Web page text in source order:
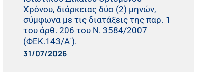
Χρόνου, διάρκειας δύο (2) μηνών,
σύμφωνα με τις διατάξεις της παρ. 1
του άρθ. 206 του Ν. 3584/2007
(ΦΕΚ.143/Α΄).
31/07/2026